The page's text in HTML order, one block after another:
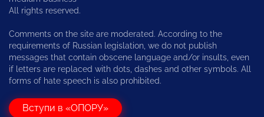
All rights reserved.
Comments on the site are moderated. According to the
requirements of Russian legislation, we do not publish
messages that contain obscene language and/or insults, even
if letters are replaced with dots, dashes and other symbols. All
forms of hate speech is also prohibited.
Вступи в «ОПОРУ»